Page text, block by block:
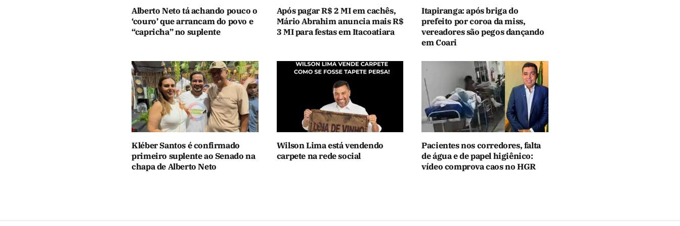
Alberto Neto tá achando pouco o
‘couro’ que arrancam do povo e
“capricha” no suplente
Após pagar R$ 2 MI em cachês,
Mário Abrahim anuncia mais R$
3 MI para festas em Itacoatiara
Itapiranga: após briga do
prefeito por coroa da miss,
vereadores são pegos dançando
em Coari
Kléber Santos é confirmado
primeiro suplente ao Senado na
chapa de Alberto Neto
Wilson Lima está vendendo
carpete na rede social
Pacientes nos corredores, falta
de água e de papel higiênico:
vídeo comprova caos no HGR